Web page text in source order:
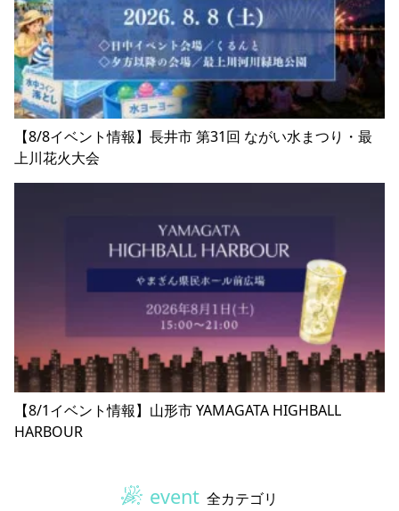
【8/8イベント情報】長井市 第31回 ながい水まつり・最
上川花火大会
【8/1イベント情報】山形市 YAMAGATA HIGHBALL
HARBOUR
event 全カテゴリ